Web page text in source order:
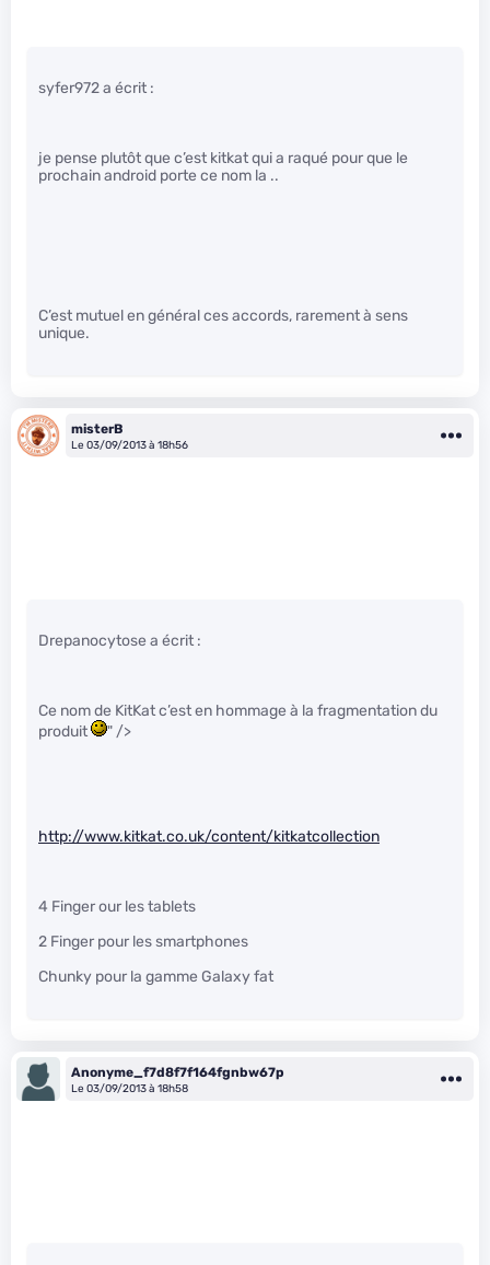
syfer972 a écrit :
je pense plutôt que c’est kitkat qui a raqué pour que le
prochain android porte ce nom la ..
C’est mutuel en général ces accords, rarement à sens
unique.
misterB
Le 03/09/2013 à 18h56
Drepanocytose a écrit :
Ce nom de KitKat c’est en hommage à la fragmentation du
produit
" />
http://www.kitkat.co.uk/content/kitkatcollection
4 Finger our les tablets
2 Finger pour les smartphones
Chunky pour la gamme Galaxy fat
Anonyme_f7d8f7f164fgnbw67p
Le 03/09/2013 à 18h58